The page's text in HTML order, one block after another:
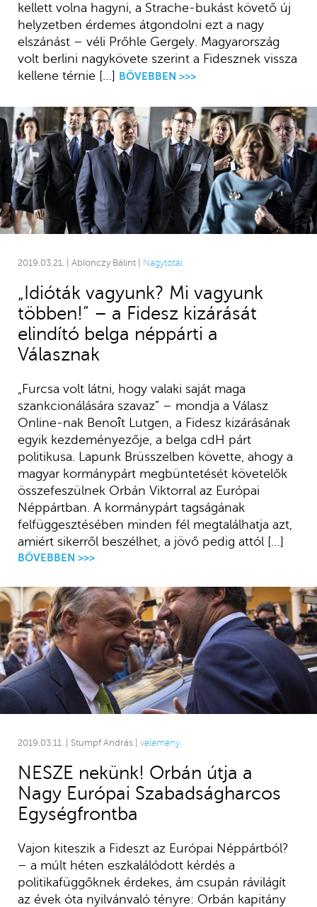
kellett volna hagyni, a Strache-bukást követő új
helyzetben érdemes átgondolni ezt a nagy
elszánást – véli Prőhle Gergely. Magyarország
volt berlini nagykövete szerint a Fidesznek vissza
kellene térnie […]
BŐVEBBEN >>>
2019.03.21. | Ablonczy Bálint | Nagytotál
„Idióták vagyunk? Mi vagyunk
többen!” – a Fidesz kizárását
elindító belga néppárti a
Válasznak
„Furcsa volt látni, hogy valaki saját maga
szankcionálására szavaz” – mondja a Válasz
Online-nak Benoît Lutgen, a Fidesz kizárásának
egyik kezdeményezője, a belga cdH párt
politikusa. Lapunk Brüsszelben követte, ahogy a
magyar kormánypárt megbüntetését követelők
összefeszülnek Orbán Viktorral az Európai
Néppártban. A kormánypárt tagságának
felfüggesztésében minden fél megtalálhatja azt,
amiért sikerről beszélhet, a jövő pedig attól […]
BŐVEBBEN >>>
2019.03.11. | Stumpf András | vélemény
NESZE nekünk! Orbán útja a
Nagy Európai Szabadságharcos
Egységfrontba
Vajon kiteszik a Fideszt az Európai Néppártból?
– a múlt héten eszkalálódott kérdés a
politikafüggőknek érdekes, ám csupán rávilágít
az évek óta nyilvánvaló tényre: Orbán kapitány